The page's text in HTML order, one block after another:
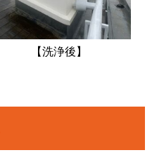
【洗浄後】